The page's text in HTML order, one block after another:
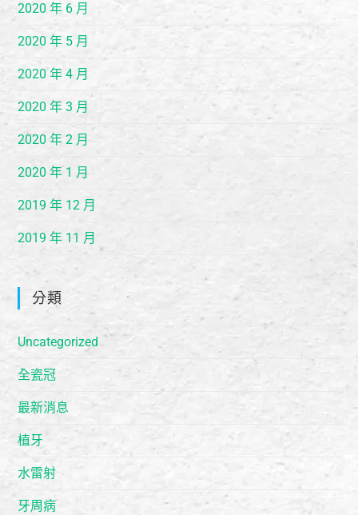
2020 年 6 月
2020 年 5 月
2020 年 4 月
2020 年 3 月
2020 年 2 月
2020 年 1 月
2019 年 12 月
2019 年 11 月
分類
Uncategorized
全瓷冠
最新消息
植牙
水雷射
牙周病